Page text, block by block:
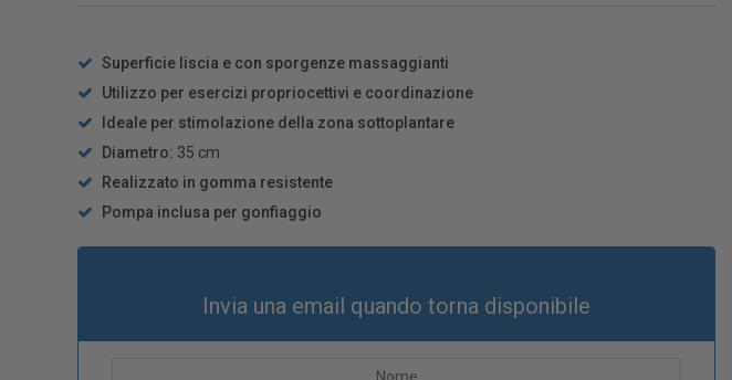
Superficie liscia e con sporgenze massaggianti
Utilizzo per esercizi propriocettivi e coordinazione
Ideale per stimolazione della zona sottoplantare
Diametro: 35 cm
Realizzato in gomma resistente
Pompa inclusa per gonfiaggio
Invia una email quando torna disponibile